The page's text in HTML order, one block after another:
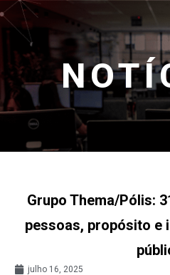
Grupo Thema/Pólis:
pessoas, propósito e
julho 16, 2025